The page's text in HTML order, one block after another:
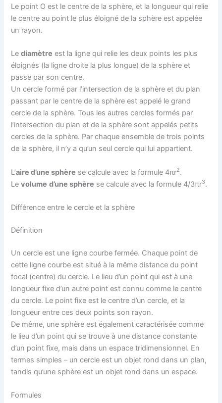
Le point O est le centre de la sphère, et la longueur qui relie
le centre au point le plus éloigné de la sphère est appelée
un rayon.
Lediamètre est la ligne qui relie les deux points les plus
éloignés (la ligne droite la plus longue) de la sphère et
passe par son centre.
Un cercle formé par l’intersection de la sphère et du plan
passant par le centre de la sphère est appelé le grand
cercle de la sphère. Tous les autres cercles formés par
l’intersection du plan et de la sphère sont appelés petits
cercles de la sphère. Par chaque ensemble de trois points
de la sphère, il n’y a qu’un seul cercle qui lui appartient.
L’aire d’une sphère se calcule avec la formule 4πr2.
Levolume d’une sphère se calcule avec la formule 4/3πr3.
Différence entre le cercle et la sphère
Définition
Un cercle est une ligne courbe fermée. Chaque point de
cette ligne courbe est situé à la même distance du point
focal (centre) du cercle. Le lieu d’un point qui est à une
longueur fixe d’un autre point est connu comme le centre
du cercle. Le point fixe est le centre d’un cercle, et la
longueur entre ces deux points son rayon.
De même, une sphère est également caractérisée comme
le lieu d’un point qui se trouve à une distance constante
d’un point fixe, mais dans un espace tridimensionnel. En
termes simples – un cercle est un objet rond dans un plan,
tandis qu’une sphère est un objet rond dans un espace.
Formules